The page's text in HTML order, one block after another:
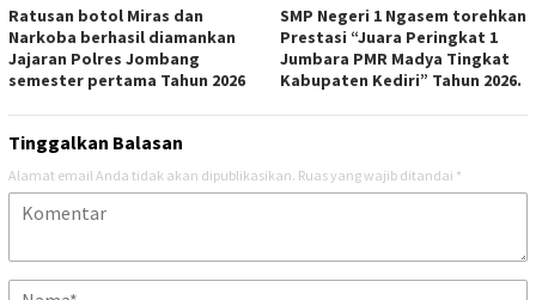
Ratusan botol Miras dan
Narkoba berhasil diamankan
Jajaran Polres Jombang
semester pertama Tahun 2026
SMP Negeri 1 Ngasem torehkan
Prestasi “Juara Peringkat 1
Jumbara PMR Madya Tingkat
Kabupaten Kediri” Tahun 2026.
Tinggalkan Balasan
Alamat email Anda tidak akan dipublikasikan. Ruas yang wajib ditandai *